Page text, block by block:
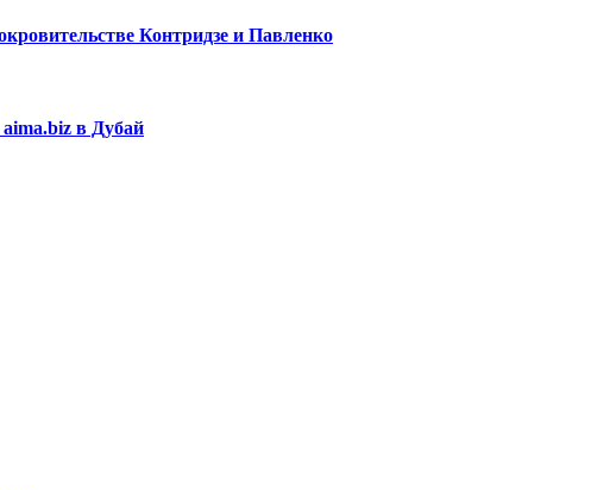
Контридзе и Павленко
в Дубай